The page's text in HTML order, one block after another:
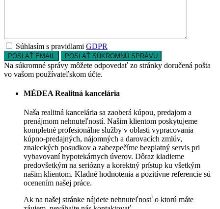
Súhlasím s pravidlami GDPR
Na súkromné ​​správy môžete odpovedať zo stránky doručená pošta
vo vašom používateľskom účte.
MÉDEA Realitná kancelária
Naša realitná kancelária sa zaoberá kúpou, predajom a
prenájmom nehnuteľností. Našim klientom poskytujeme
kompletné profesionálne služby v oblasti vypracovania
kúpno-predajných, nájomných a darovacích zmlúv,
znaleckých posudkov a zabezpečíme bezplatný servis pri
vybavovaní hypotekárnych úverov. Dôraz kladieme
predovšetkým na seriózny a korektný prístup ku všetkým
našim klientom. Kladné hodnotenia a pozitívne referencie sú
ocenením našej práce.
Ak na našej stránke nájdete nehnuteľnosť o ktorú máte